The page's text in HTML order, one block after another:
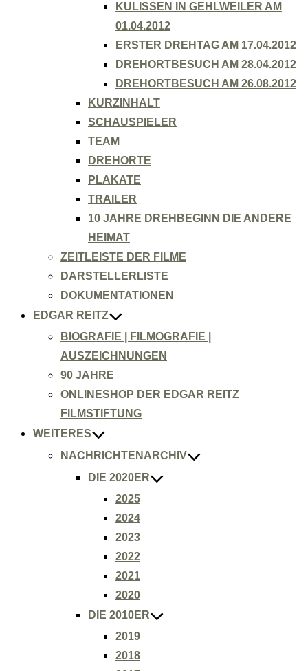
KULISSEN IN GEHLWEILER AM
01.04.2012
ERSTER DREHTAG AM 17.04.2012
DREHORTBESUCH AM 28.04.2012
DREHORTBESUCH AM 26.08.2012
KURZINHALT
SCHAUSPIELER
TEAM
DREHORTE
PLAKATE
TRAILER
10 JAHRE DREHBEGINN DIE ANDERE
HEIMAT
ZEITLEISTE DER FILME
DARSTELLERLISTE
DOKUMENTATIONEN
EDGAR REITZ
BIOGRAFIE | FILMOGRAFIE |
AUSZEICHNUNGEN
90 JAHRE
ONLINESHOP DER EDGAR REITZ
FILMSTIFTUNG
WEITERES
NACHRICHTENARCHIV
DIE 2020ER
2025
2024
2023
2022
2021
2020
DIE 2010ER
2019
2018